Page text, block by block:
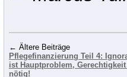
kleine Prinz